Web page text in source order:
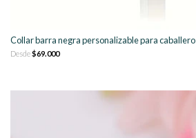
Collar barra negra personalizable para caballero
Desde$69.000